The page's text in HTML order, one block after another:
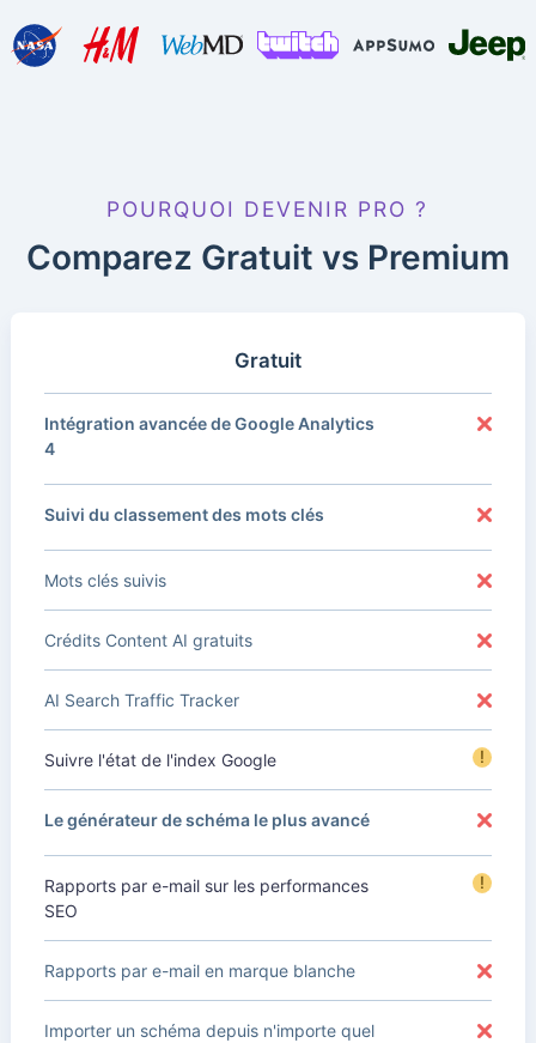
POURQUOI DEVENIR PRO ?
Comparez Gratuit vs Premium
Gratuit
Intégration avancée de Google Analytics
4
Suivi du classement des mots clés
Mots clés suivis
Crédits Content AI gratuits
AI Search Traffic Tracker
Suivre l'état de l'index Google !
Le générateur de schéma le plus avancé
Rapports par e-mail sur les performances
SEO
!
Rapports par e-mail en marque blanche
Importer un schéma depuis n'importe quel